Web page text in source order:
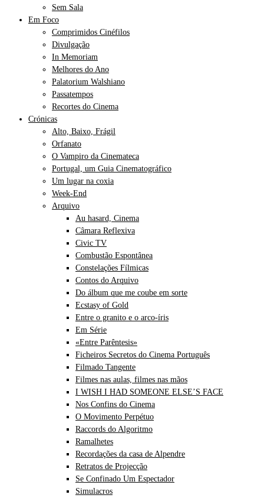
Sem Sala
Em Foco
Comprimidos Cinéfilos
Divulgação
In Memoriam
Melhores do Ano
Palatorium Walshiano
Passatempos
Recortes do Cinema
Crónicas
Alto, Baixo, Frágil
Orfanato
O Vampiro da Cinemateca
Portugal, um Guia Cinematográfico
Um lugar na coxia
Week-End
Arquivo
Au hasard, Cinema
Câmara Reflexiva
Civic TV
Combustão Espontânea
Constelações Fílmicas
Contos do Arquivo
Do álbum que me coube em sorte
Ecstasy of Gold
Entre o granito e o arco-íris
Em Série
«Entre Parêntesis»
Ficheiros Secretos do Cinema Português
Filmado Tangente
Filmes nas aulas, filmes nas mãos
I WISH I HAD SOMEONE ELSE’S FACE
Nos Confins do Cinema
O Movimento Perpétuo
Raccords do Algoritmo
Ramalhetes
Recordações da casa de Alpendre
Retratos de Projecção
Se Confinado Um Espectador
Simulacros